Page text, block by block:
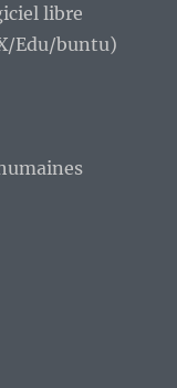
libre
Edu/buntu)